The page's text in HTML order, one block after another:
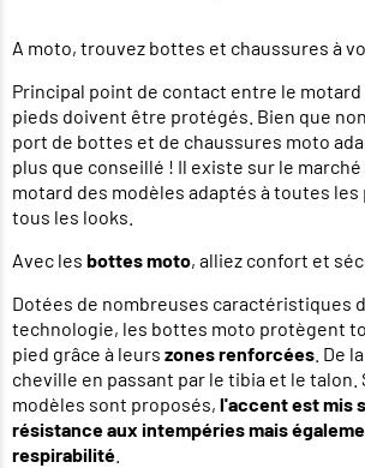
A moto, trouvez bottes et chaussures à
Principal point de contact entre le
pieds doivent être protégés. Bien que
port de bottes et de chaussures moto
plus que conseillé ! Il existe sur le marché
motard des modèles adaptés à toutes
tous les looks.
Avec les bottes moto, alliez confort et
Dotées de nombreuses caractéristiques
technologie, les bottes moto protègent
pied grâce à leurs zones renforcées . De
cheville en passant par le tibia et le
modèles sont proposés, l'accent est mis
résistance aux intempéries mais
respirabilité